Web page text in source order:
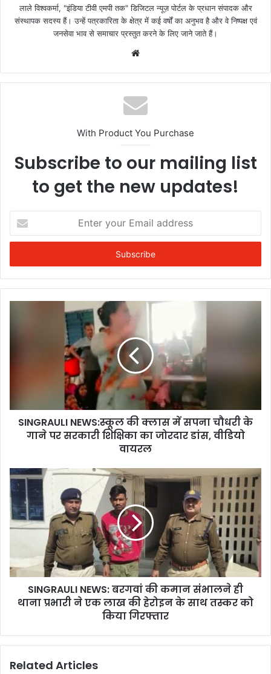
लाले विश्वकर्मा, "इंडिया टीवी एमपी तक" डिजिटल न्यूज़ पोर्टल के प्रधान संपादक और
संस्थापक सदस्य हैं। उन्हें पत्रकारिता के क्षेत्र में कई वर्षों का अनुभव है और वे निष्पक्ष एवं
जनसेवा भाव से समाचार प्रस्तुत करने के लिए जाने जाते हैं।
With Product You Purchase
Subscribe to our mailing list
to get the new updates!
your
Email
SINGRAULI NEWS:स्कूल की क्लास में सपना चौधरी के
गाने पर सरकारी शिक्षिका का जोरदार डांस, वीडियो
वायरल
SINGRAULI NEWS: बरगवां की कमान संभालने ही
थाना प्रभारी ने एक लाख की हेरोइन के साथ तस्कर को
किया गिरफ्तार
Related Articles